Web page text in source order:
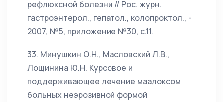
рефлюксной болезни // Рос. журн.
гастроэнтерол., гепатол., колопроктол., -
2007, №5, приложение №30, с.11.
33. Минушкин О.Н., Масловский Л.В.,
Лощинина Ю.Н. Курсовое и
поддерживающее лечение маалоксом
больных неэрозивной формой